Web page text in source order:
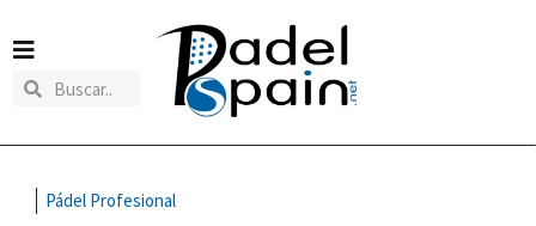
Pádel Profesional